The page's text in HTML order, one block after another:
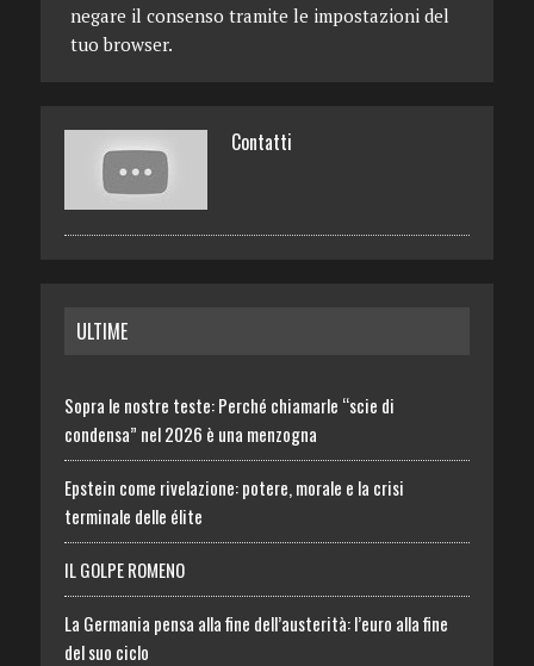
negare il consenso tramite le impostazioni del
tuo browser.
Contatti
ULTIME
Sopra le nostre teste: Perché chiamarle “scie di
condensa” nel 2026 è una menzogna
Epstein come rivelazione: potere, morale e la crisi
terminale delle élite
IL GOLPE ROMENO
La Germania pensa alla fine dell’austerità: l’euro alla fine
del suo ciclo